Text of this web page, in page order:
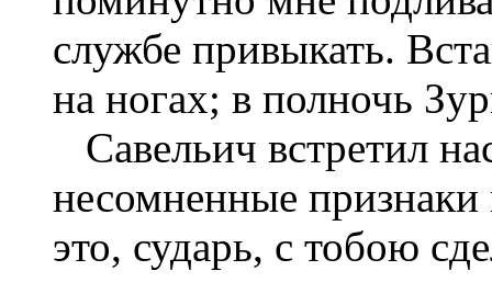
службе привыкать.
на ногах; в полночь
Савельич встретил
несомненные
это, сударь, с тобою